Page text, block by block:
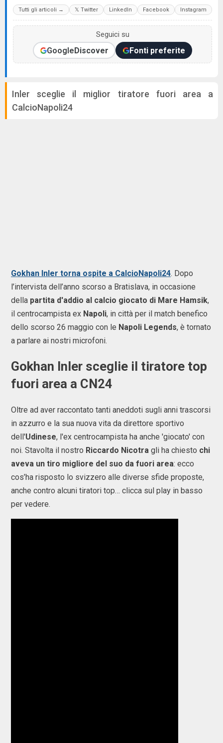
Tutti gli articoli → 𝕏 Twitter LinkedIn Facebook Instagram
Seguici su
GoogleDiscover Fonti preferite
Inler sceglie il miglior tiratore fuori area a
CalcioNapoli24
Gokhan Inler torna ospite a CalcioNapoli24. Dopo
l’intervista dell’anno scorso a Bratislava, in occasione
della partita d'addio al calcio giocato di Mare Hamsik,
il centrocampista ex Napoli, in città per il match benefico
dello scorso 26 maggio con le Napoli Legends, è tornato
a parlare ai nostri microfoni.
Gokhan Inler sceglie il tiratore top
fuori area a CN24
Oltre ad aver raccontato tanti aneddoti sugli anni trascorsi
in azzurro e la sua nuova vita da direttore sportivo
dell'Udinese, l'ex centrocampista ha anche 'giocato' con
noi. Stavolta il nostro Riccardo Nicotra gli ha chiesto chi
aveva un tiro migliore del suo da fuori area: ecco
cos’ha risposto lo svizzero alle diverse sfide proposte,
anche contro alcuni tiratori top… clicca sul play in basso
per vedere.